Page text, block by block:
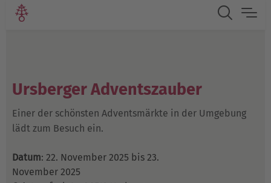
Ursberger Adventszauber
Einer der schönsten Adventsmärkte in der Umgebung
lädt zum Besuch ein.
Datum: 22. November 2025 bis 23.
November 2025